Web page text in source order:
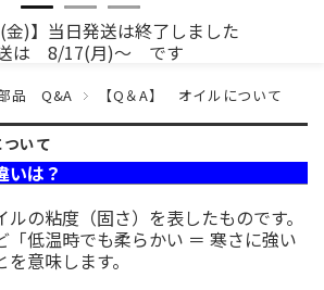
)】当日発送は終了しました
は 8/17(月)～ です
品 Q&A 【Q＆A】 オイルについて
いて
は？
の粘度（固さ）を表したものです。
低温時でも柔らかい ＝ 寒さに強い
意味します。